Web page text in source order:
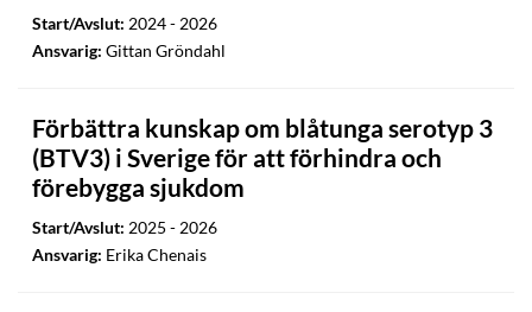
Start/Avslut: 2024 - 2026
Ansvarig: Gittan Gröndahl
Förbättra kunskap om blåtunga serotyp 3
(BTV3) i Sverige för att förhindra och
förebygga sjukdom
Start/Avslut: 2025 - 2026
Ansvarig: Erika Chenais